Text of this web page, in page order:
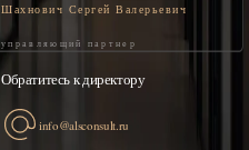
Шахнович Сергей Валерьевич
управляющий партнер
Обратитесь к директору
info@alsconsult.ru